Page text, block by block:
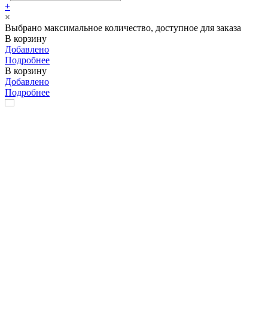
+
×
Выбрано максимальное количество, доступное для заказа
В корзину
Добавлено
Подробнее
В корзину
Добавлено
Подробнее